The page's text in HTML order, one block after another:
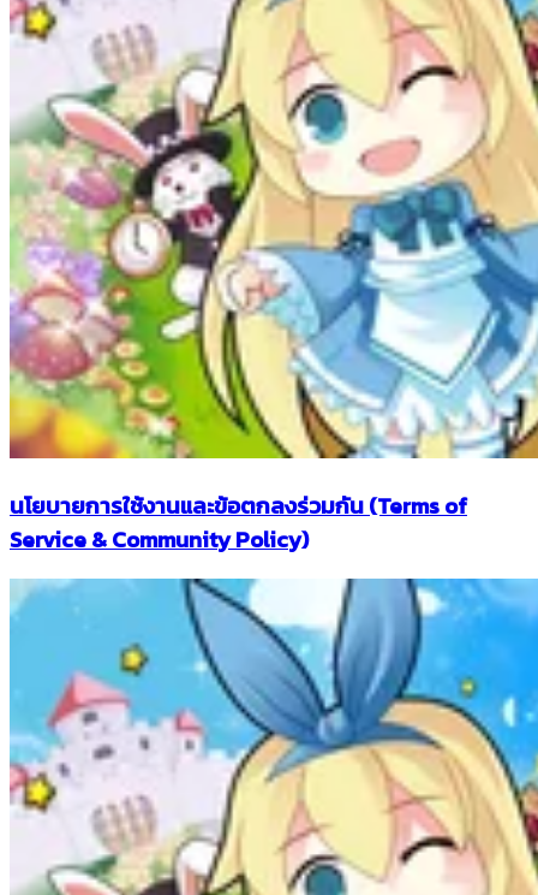
นโยบายการใช้งานและข้อตกลงร่วมกัน (Terms of
Service & Community Policy)